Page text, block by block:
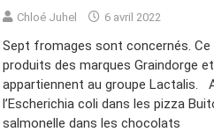
Chloé Juhel 6 avril 2022
Sept fromages sont concernés.
produits des marques Graindorge
appartiennent au groupe Lactalis.
l’Escherichia coli dans les pizza
salmonelle dans les chocolats